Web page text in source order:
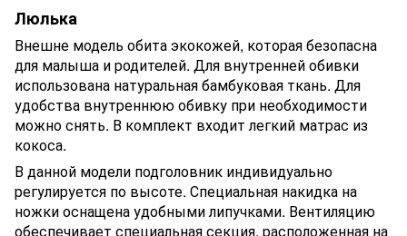
Люлька
Внешне модель обита экокожей, которая безопасна
для малыша и родителей. Для внутренней обивки
использована натуральная бамбуковая ткань. Для
удобства внутреннюю обивку при необходимости
можно снять. В комплект входит легкий матрас из
кокоса.
В данной модели подголовник индивидуально
регулируется по высоте. Специальная накидка на
ножки оснащена удобными липучками. Вентиляцию
обеспечивает специальная секция, расположенная на